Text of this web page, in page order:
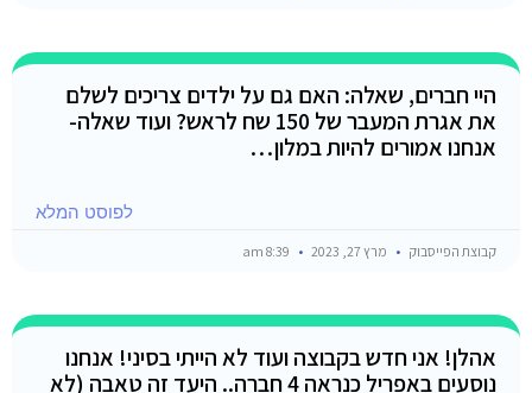
היי חברים, שאלה: האם גם על ילדים צריכים לשלם
את אגרת המעבר של 150 שח לראש? ועוד שאלה-
אנחנו אמורים להיות במלון…
לפוסט המלא
קבוצת הפייסבוק מרץ 27, 2023
אהלן! אני חדש בקבוצה ועוד לא הייתי בסיני! אנחנו
נוסעים באפריל כנראה 4 חברה.. היעד זה טאבה (לא